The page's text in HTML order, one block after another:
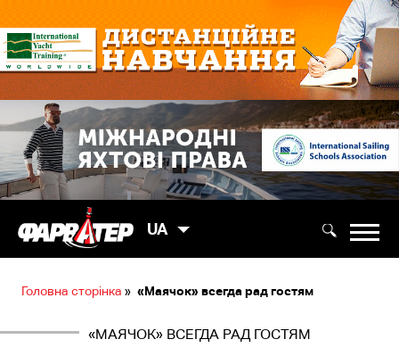
UA
Головна сторінка » «Маячок» всегда рад гостям
«МАЯЧОК» ВСЕГДА РАД ГОСТЯМ